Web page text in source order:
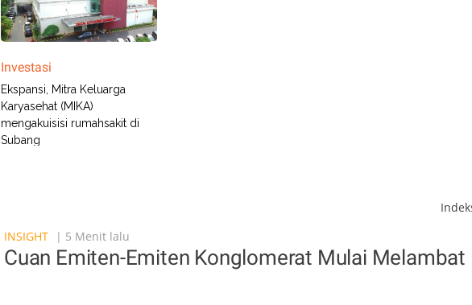
Investasi
Ekspansi, Mitra Keluarga
Karyasehat (MIKA)
mengakuisisi rumahsakit di
Subang
INSIGHT
| 5 Menit lalu
Cuan Emiten-Emiten Konglomerat Mulai Melambat